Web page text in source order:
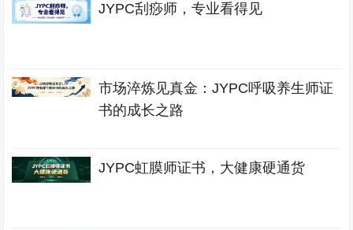
JYPC刮痧师，专业看得见
市场淬炼见真金：JYPC呼吸养生师证
书的成长之路
JYPC虹膜师证书，大健康硬通货